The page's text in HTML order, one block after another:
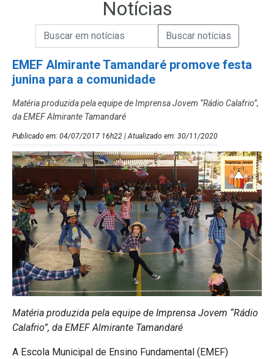
Notícias
Campo de Busca de Notícias
Campo de Busca de informaçõesEnviar a Busca de Notícias
EMEF Almirante Tamandaré promove festa
junina para a comunidade
Matéria produzida pela equipe de Imprensa Jovem “Rádio Calafrio”,
da EMEF Almirante Tamandaré
Publicado em: 04/07/2017 16h22 | Atualizado em: 30/11/2020
Matéria produzida pela equipe de Imprensa Jovem “Rádio
Calafrio”, da EMEF Almirante Tamandaré
A Escola Municipal de Ensino Fundamental (EMEF)